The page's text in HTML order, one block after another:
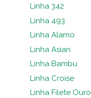
Linha 342
Linha 493
Linha Alamo
Linha Asian
Linha Bambu
Linha Croise
Linha Filete Ouro